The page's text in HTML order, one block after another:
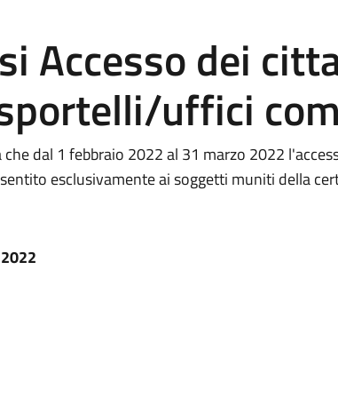
Accesso dei
uffici
che dal 1 febbraio 2022 al 31 marzo 2022
esclusivamente ai soggetti muniti della